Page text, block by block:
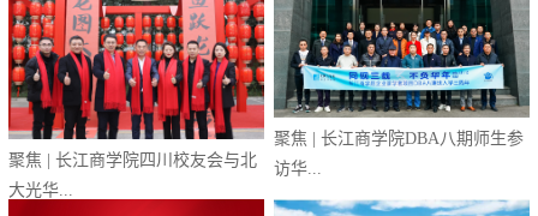
聚焦 | 长江商学院四川校友会与北
大光华...
聚焦 | 长江商学院DBA八期师生参
访华...